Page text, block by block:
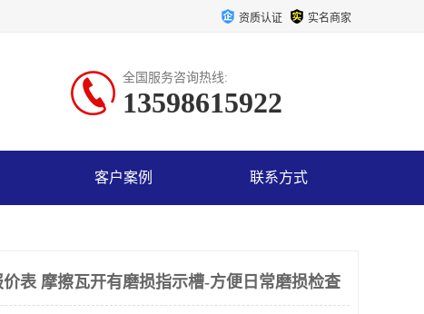
资质认证 实名商家
全国服务咨询热线:
13598615922
客户案例 联系方式
表 摩擦瓦开有磨损指示槽-方便日常磨损检查